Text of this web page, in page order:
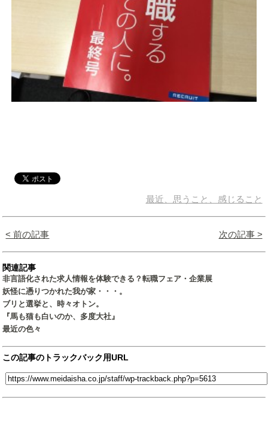
最近、思うこと、感じること
< 前の記事 次の記事 >
関連記事
非言語化された求人情報を体験できる？転職フェア・企業展
妖怪に憑りつかれた我が家・・・。
ブリと選挙と、時々オトン。
『馬も猫も白いのか、多度大社』
最近の色々
この記事のトラックバック用URL